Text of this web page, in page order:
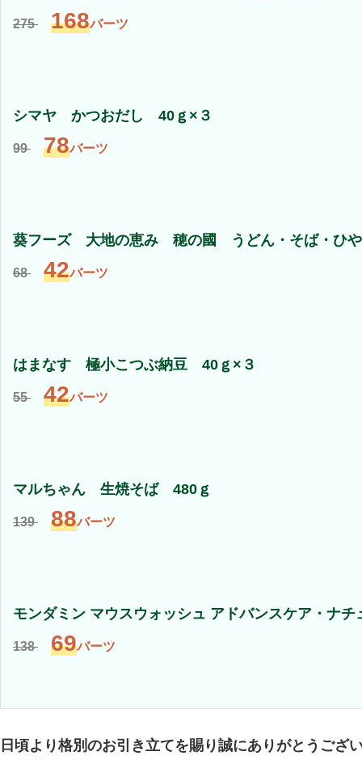
275 168バーツ
シマヤ かつおだし 40ｇ×３
99 78バーツ
葵フーズ 大地の恵み 穂の國 うどん・そば・ひ
68 42バーツ
はまなす 極小こつぶ納豆 40ｇ×３
55 42バーツ
マルちゃん 生焼そば 480ｇ
139 88バーツ
モンダミン マウスウォッシュ アドバンスケア・ナ
138 69バーツ
日頃より格別のお引き立てを賜り誠にありがとうござ